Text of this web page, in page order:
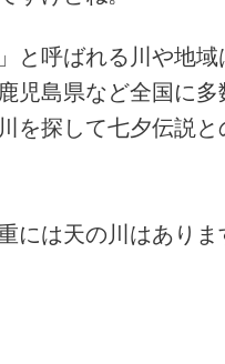
と呼ばれる川や地
児島県など全国に
を探して七夕伝説
には天の川はあり